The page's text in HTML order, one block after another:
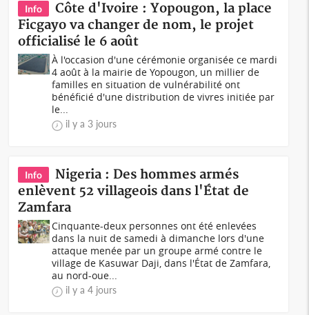
Info
Côte d'Ivoire : Yopougon, la place
Ficgayo va changer de nom, le projet
officialisé le 6 août
À l'occasion d'une cérémonie organisée ce mardi
4 août à la mairie de Yopougon, un millier de
familles en situation de vulnérabilité ont
bénéficié d'une distribution de vivres initiée par
le...
il y a 3 jours
Info
Nigeria : Des hommes armés
enlèvent 52 villageois dans l'État de
Zamfara
Cinquante-deux personnes ont été enlevées
dans la nuit de samedi à dimanche lors d'une
attaque menée par un groupe armé contre le
village de Kasuwar Daji, dans l'État de Zamfara,
au nord-oue...
il y a 4 jours